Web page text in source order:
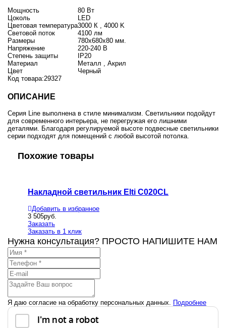
Мощность
80 Вт
Цоколь
LED
Цветовая температура3000 К , 4000 K
Световой поток
4100 лм
Размеры
780х680х80 мм.
Напряжение
220-240 В
Степень защиты
IP20
Материал
Металл , Акрил
Цвет
Черный
Код товара:29327
ОПИСАНИЕ
Серия Line выполнена в стиле минимализм. Светильники подойдут
для современного интерьера, не перегружая его лишними
деталями. Благодаря регулируемой высоте подвесные светильники
серии подходят для помещений с любой высотой потолка.
Похожие товары
Накладной светильник Elti C020CL
Добавить в избранное
3 505руб.
Заказать
Заказать в 1 клик
Нужна консультация? ПРОСТО НАПИШИТЕ НАМ
Я даю согласие на обработку персональных данных. Подробнее